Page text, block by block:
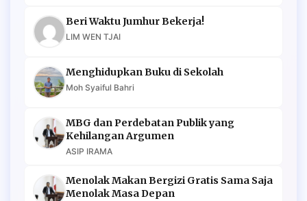
Beri Waktu Jumhur Bekerja!
LIM WEN TJAI
Menghidupkan Buku di Sekolah
Moh Syaiful Bahri
MBG dan Perdebatan Publik yang
Kehilangan Argumen
ASIP IRAMA
Menolak Makan Bergizi Gratis Sama Saja
Menolak Masa Depan